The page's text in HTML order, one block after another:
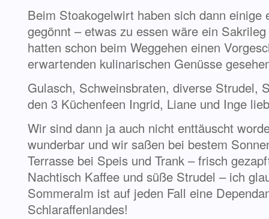
Beim Stoakogelwirt haben sich dann einige
gegönnt – etwas zu essen wäre ein
hatten schon beim Weggehen einen
erwartenden kulinarischen Genüsse
Gulasch, Schweinsbraten, diverse Strudel,
den 3 Küchenfeen Ingrid, Liane und Inge
Wir sind dann ja auch nicht enttäuscht
wunderbar und wir saßen bei bestem
Terrasse bei Speis und Trank – frisch
Nachtisch Kaffee und süße Strudel – ich
Sommeralm ist auf jeden Fall eine
Schlaraffenlandes!